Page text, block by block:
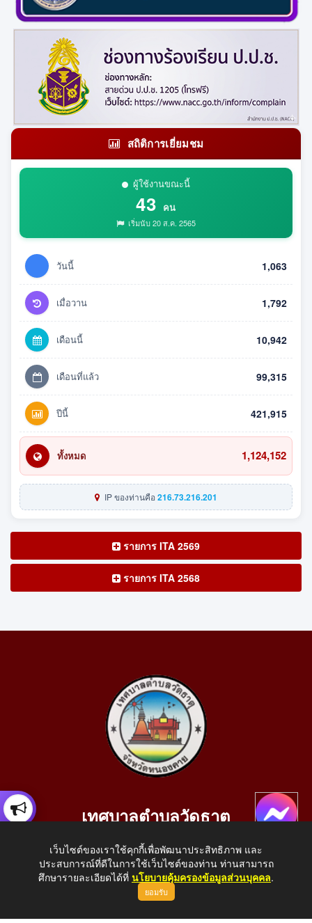
สถิติการเยี่ยมชม
ผู้ใช้งานขณะนี้
43 คน
เริ่มนับ 20 ส.ค. 2565
วันนี้ 1,063
เมื่อวาน 1,792
เดือนนี้ 10,942
เดือนที่แล้ว 99,315
ปีนี้ 421,915
ทั้งหมด 1,124,152
IP ของท่านคือ216.73.216.201
รายการ ITA 2569
รายการ ITA 2568
เทศบาลตำบลวัดธาตุ
อ.เมือง จ.หนองคาย 43000
โทรศัพท์: 042-414758 โทรสาร: 042-414759
E-Mail: saraban_05430110@dla.go.th
เว็บไซต์ของเราใช้คุกกี้เพื่อพัฒนาประสิทธิภาพ และ
ประสบการณ์ที่ดีในการใช้เว็บไซต์ของท่าน ท่านสามารถ
ศึกษารายละเอียดได้ที่ นโยบายคุ้มครองข้อมูลส่วนบุคคล.
ยอมรับ